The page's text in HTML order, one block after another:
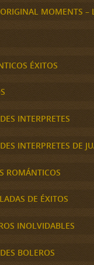
MOMENTS –
ÉXITOS
INTERPRETES
INTERPRETES DE
ROMÁNTICOS
DE ÉXITOS
INOLVIDABLES
BOLEROS